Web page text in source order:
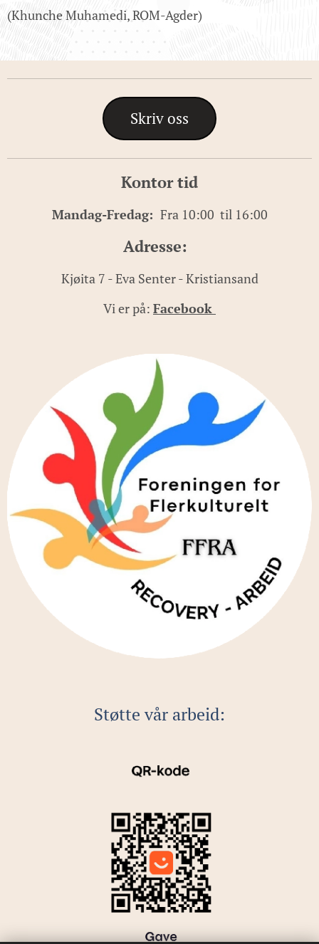
(Khunche Muhamedi, ROM-Agder)
Skriv oss
Kontor tid
Mandag-Fredag: Fra 10:00 til 16:00
Adresse:
Kjøita 7 - Eva Senter - Kristiansand
Vi er på: Facebook
Støtte vår arbeid: